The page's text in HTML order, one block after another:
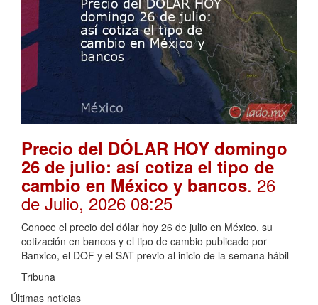
Precio del DÓLAR HOY domingo
26 de julio: así cotiza el tipo de
cambio en México y bancos. 26
de Julio, 2026 08:25
Conoce el precio del dólar hoy 26 de julio en México, su
cotización en bancos y el tipo de cambio publicado por
Banxico, el DOF y el SAT previo al inicio de la semana hábil
Tribuna
Últimas noticias